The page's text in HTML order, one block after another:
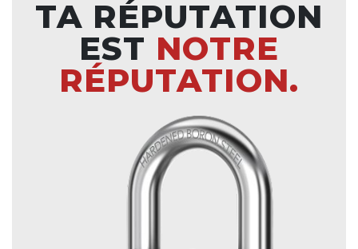
TA RÉPUTATION
EST NOTRE
RÉPUTATION.